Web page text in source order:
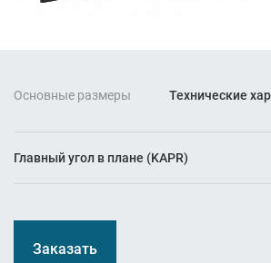
Основные размеры Технические
Главный угол в плане (KAPR)
Заказать